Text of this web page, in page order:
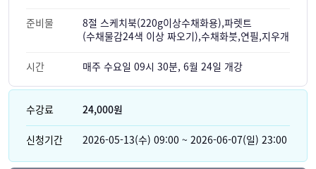
준비물
8절 스케치북(220g이상수채화용),파렛트
(수채물감24색 이상 짜오기),수채화붓,연필,지우개
시간 매주 수요일 09시 30분, 6월 24일 개강
수강료 24,000원
신청기간 2026-05-13(수) 09:00 ~ 2026-06-07(일) 23:00